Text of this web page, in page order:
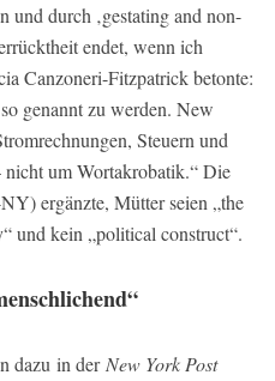
durch ‚gestating and non-
endet, wenn ich
Canzoneri-Fitzpatrick betonte:
genannt zu werden. New
Steuern und
um Wortakrobatik.“ Die
ergänzte, Mütter seien „the
und kein „political construct“.
dazu in der New York Post